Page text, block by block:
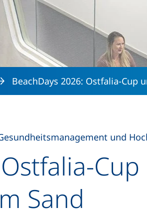
Direkt zum Inhalt
BeachDays 2026: Ostfalia-Cup
Sand
und